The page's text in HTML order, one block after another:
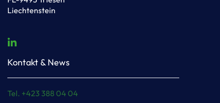
Liechtenstein
Kontakt & News
Tel. +423 388 04 04